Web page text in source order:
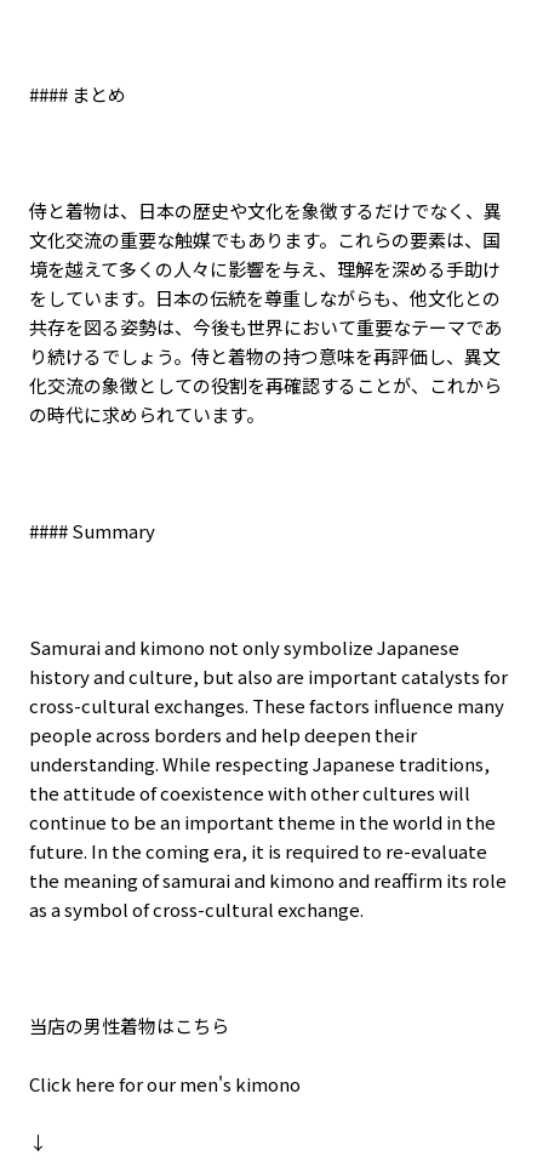
#### まとめ
侍と着物は、日本の歴史や文化を象徴するだけでなく、異
文化交流の重要な触媒でもあります。これらの要素は、国
境を越えて多くの人々に影響を与え、理解を深める手助け
をしています。日本の伝統を尊重しながらも、他文化との
共存を図る姿勢は、今後も世界において重要なテーマであ
り続けるでしょう。侍と着物の持つ意味を再評価し、異文
化交流の象徴としての役割を再確認することが、これから
の時代に求められています。
#### Summary
Samurai and kimono not only symbolize Japanese
history and culture, but also are important catalysts for
cross-cultural exchanges. These factors influence many
people across borders and help deepen their
understanding. While respecting Japanese traditions,
the attitude of coexistence with other cultures will
continue to be an important theme in the world in the
future. In the coming era, it is required to re-evaluate
the meaning of samurai and kimono and reaffirm its role
as a symbol of cross-cultural exchange.
当店の男性着物はこちら
Click here for our men's kimono
↓